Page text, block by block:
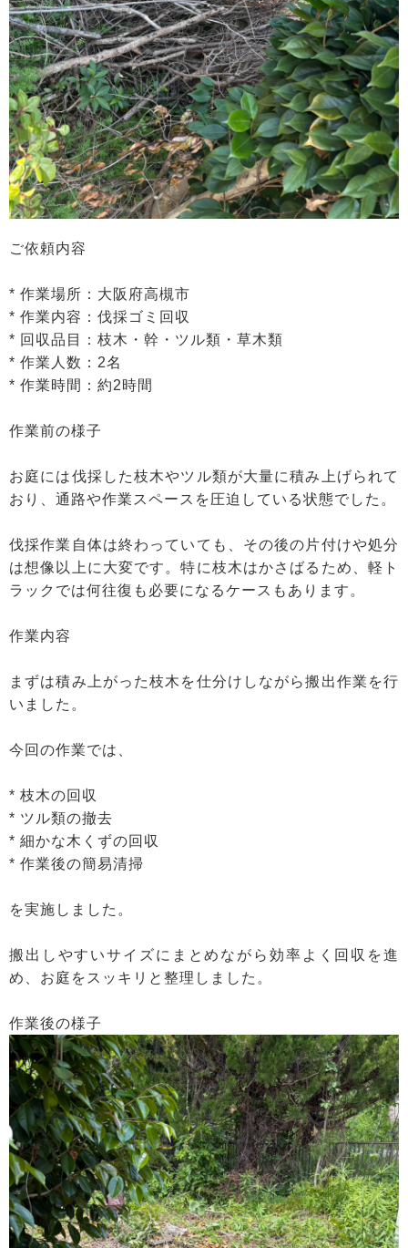
ご依頼内容
* 作業場所：大阪府高槻市
* 作業内容：伐採ゴミ回収
* 回収品目：枝木・幹・ツル類・草木類
* 作業人数：2名
* 作業時間：約2時間
作業前の様子
お庭には伐採した枝木やツル類が大量に積み上げられて
おり、通路や作業スペースを圧迫している状態でした。
伐採作業自体は終わっていても、その後の片付けや処分
は想像以上に大変です。特に枝木はかさばるため、軽ト
ラックでは何往復も必要になるケースもあります。
作業内容
まずは積み上がった枝木を仕分けしながら搬出作業を行
いました。
今回の作業では、
* 枝木の回収
* ツル類の撤去
* 細かな木くずの回収
* 作業後の簡易清掃
を実施しました。
搬出しやすいサイズにまとめながら効率よく回収を進
め、お庭をスッキリと整理しました。
作業後の様子